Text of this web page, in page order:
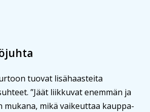
tuovat lisähaasteita
”Jäät liikkuvat enemmän ja
mukana, mikä vaikeuttaa kauppa-